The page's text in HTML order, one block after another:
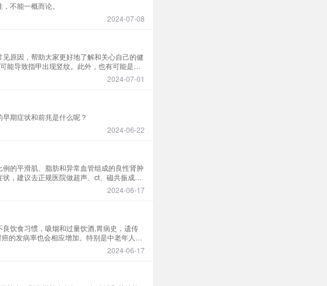
不能一概而论。
2024-07-08
原因，帮助大家更好地了解和关心自己的健
导致指甲出现竖纹。此外，也有可能是由
况下，指甲有可能出现竖纹。这时候应该及
性疾病或药物副作用等都可能造成指甲的异
2024-07-01
期症状和前兆是什么呢？
2024-06-22
的平滑肌、脂肪和异常血管组成的良性肾肿
，建议去正规医院做超声、ct、磁共振成像
保守治疗；对于临床症状、出血倾向或肿瘤
2024-06-17
饮食习惯，吸烟和过量饮酒,胃病史，遗传
的发病率也会相应增加。特别是中老年人群
引起胃炎、萎缩等疾病，增加患胃癌的风
2024-06-17